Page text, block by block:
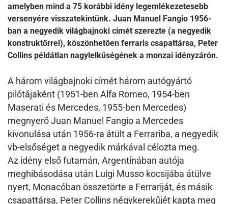
amelyben mind a 75 korábbi idény legemlékezetesebb
versenyére visszatekintünk. Juan Manuel Fangio 1956-
ban a negyedik világbajnoki címét szerezte (a negyedik
konstruktőrrel), köszönhetően ferraris csapattársa, Peter
Collins példátlan nagylelkűségének a monzai idényzárón.
A három világbajnoki címét három autógyártó
pilótájaként (1951-ben Alfa Romeo, 1954-ben
Maserati és Mercedes, 1955-ben Mercedes)
megnyerő Juan Manuel Fangio a Mercedes
kivonulása után 1956-ra átült a Ferrariba, a negyedik
vb-elsőséget a negyedik márkával célozta meg.
Az idény első futamán, Argentínában autója
meghibásodása után Luigi Musso kocsijába átülve
nyert, Monacóban összetörte a Ferrariját, és másik
csapattársa, Peter Collins négykerekűjét kapta meg